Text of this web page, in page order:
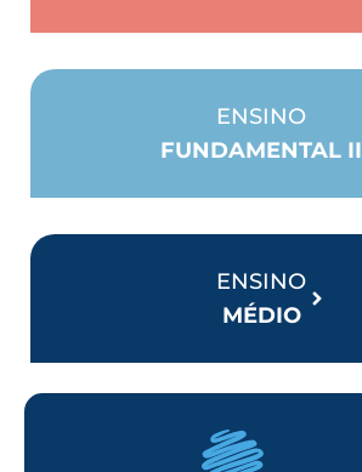
ENSINO
FUNDAMENTAL II
ENSINO
MÉDIO